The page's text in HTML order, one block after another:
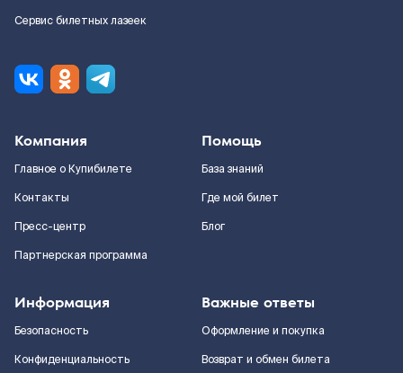
Сервис билетных лазеек
Компания
Главное о Купибилете
Контакты
Пресс-центр
Партнерская программа
Помощь
База знаний
Где мой билет
Блог
Информация
Безопасность
Конфиденциальность
Важные ответы
Оформление и покупка
Возврат и обмен билета